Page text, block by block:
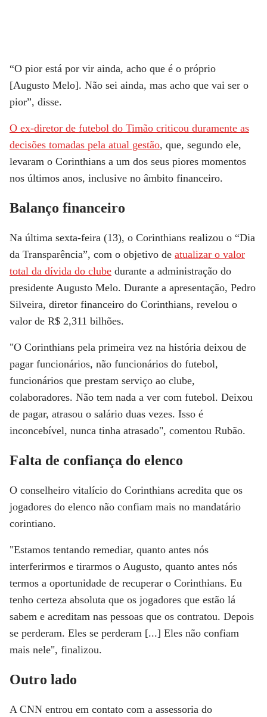
“O pior está por vir ainda, acho que é o próprio
[Augusto Melo]. Não sei ainda, mas acho que vai ser o
pior”, disse.
O ex-diretor de futebol do Timão criticou duramente as
decisões tomadas pela atual gestão, que, segundo ele,
levaram o Corinthians a um dos seus piores momentos
nos últimos anos, inclusive no âmbito financeiro.
Balanço financeiro
Na última sexta-feira (13), o Corinthians realizou o “Dia
da Transparência”, com o objetivo de atualizar o valor
total da dívida do clube durante a administração do
presidente Augusto Melo. Durante a apresentação, Pedro
Silveira, diretor financeiro do Corinthians, revelou o
valor de R$ 2,311 bilhões.
"O Corinthians pela primeira vez na história deixou de
pagar funcionários, não funcionários do futebol,
funcionários que prestam serviço ao clube,
colaboradores. Não tem nada a ver com futebol. Deixou
de pagar, atrasou o salário duas vezes. Isso é
inconcebível, nunca tinha atrasado", comentou Rubão.
Falta de confiança do elenco
O conselheiro vitalício do Corinthians acredita que os
jogadores do elenco não confiam mais no mandatário
corintiano.
"Estamos tentando remediar, quanto antes nós
interferirmos e tirarmos o Augusto, quanto antes nós
termos a oportunidade de recuperar o Corinthians. Eu
tenho certeza absoluta que os jogadores que estão lá
sabem e acreditam nas pessoas que os contratou. Depois
se perderam. Eles se perderam [...] Eles não confiam
mais nele", finalizou.
Outro lado
A CNN entrou em contato com a assessoria do